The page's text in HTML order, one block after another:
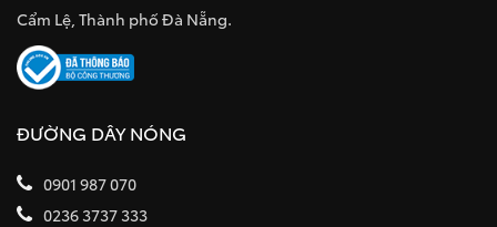
Cẩm Lệ, Thành phố Đà Nẵng.
ĐƯỜNG DÂY NÓNG
0901 987 070
0236 3737 333